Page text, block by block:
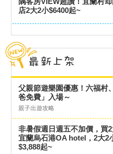
店2大2小$6400起~
父親節遊樂園優惠！六福村
爸免費」入場～
親子出遊攻略
非暑假週日週五不加價，買2
宜蘭烏石港OA hotel，2大2
$3,888起~